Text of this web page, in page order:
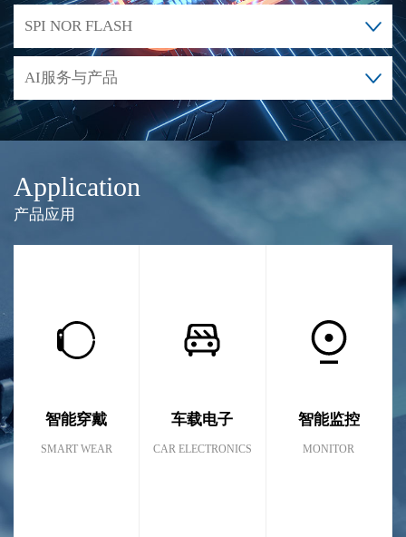
SPI NOR FLASH
AI服务与产品
Application
产品应用
智能穿戴
SMART WEAR
车载电子
CAR ELECTRONICS
智能监控
MONITOR